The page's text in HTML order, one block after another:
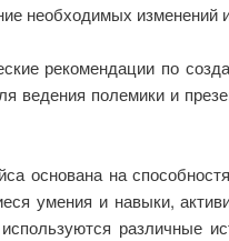
необходимых изменений
рекомендации по
ведения полемики и
основана на
умения и навыки,
различные